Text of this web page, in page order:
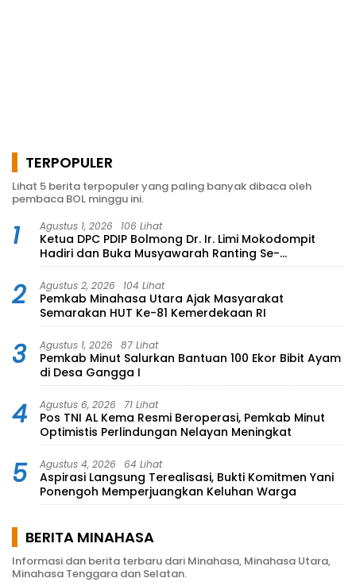
TERPOPULER
Lihat 5 berita terpopuler yang paling banyak dibaca oleh
pembaca BOL minggu ini.
1 Agustus 1, 2026 106 Lihat
Ketua DPC PDIP Bolmong Dr. Ir. Limi Mokodompit
Hadiri dan Buka Musyawarah Ranting Se-
Kecamatan Lolayan
2 Agustus 2, 2026 104 Lihat
Pemkab Minahasa Utara Ajak Masyarakat
Semarakan HUT Ke-81 Kemerdekaan RI
3 Agustus 1, 2026 87 Lihat
Pemkab Minut Salurkan Bantuan 100 Ekor Bibit Ayam
di Desa Gangga I
4 Agustus 6, 2026 71 Lihat
Pos TNI AL Kema Resmi Beroperasi, Pemkab Minut
Optimistis Perlindungan Nelayan Meningkat
5 Agustus 4, 2026 64 Lihat
Aspirasi Langsung Terealisasi, Bukti Komitmen Yani
Ponengoh Memperjuangkan Keluhan Warga
BERITA MINAHASA
Informasi dan berita terbaru dari Minahasa, Minahasa Utara,
Minahasa Tenggara dan Selatan.